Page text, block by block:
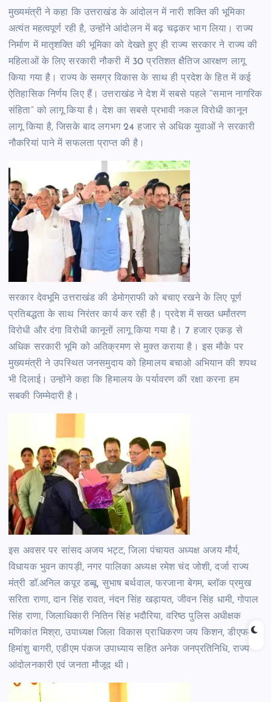
मुख्यमंत्री ने कहा कि उत्तराखंड के आंदोलन में नारी शक्ति की भूमिका
अत्यंत महत्वपूर्ण रही है, उन्होंने आंदोलन में बढ़ चढ़कर भाग लिया। राज्य
निर्माण में मातृशक्ति की भूमिका को देखते हुए ही राज्य सरकार ने राज्य की
महिलाओं के लिए सरकारी नौकरी में 30 प्रतिशत क्षैतिज आरक्षण लागू
किया गया है। राज्य के समग्र विकास के साथ ही प्रदेश के हित में कई
ऐतिहासिक निर्णय लिए हैं। उत्तराखंड ने देश में सबसे पहले “समान नागरिक
संहिता” को लागू किया है। देश का सबसे प्रभावी नकल विरोधी कानून
लागू किया है, जिसके बाद लगभग 24 हजार से अधिक युवाओं ने सरकारी
नौकरियां पाने में सफलता प्राप्त की है।
सरकार देवभूमि उत्तराखंड की डेमोग्राफी को बचाए रखने के लिए पूर्ण
प्रतिबद्धता के साथ निरंतर कार्य कर रही है। प्रदेश में सख्त धर्मांतरण
विरोधी और दंगा विरोधी कानूनों लागू किया गया है। 7 हजार एकड़ से
अधिक सरकारी भूमि को अतिक्रमण से मुक्त कराया है। इस मौके पर
मुख्यमंत्री ने उपस्थित जनसमुदाय को हिमालय बचाओ अभियान की शपथ
भी दिलाई। उन्होंने कहा कि हिमालय के पर्यावरण की रक्षा करना हम
सबकी जिम्मेदारी है।
इस अवसर पर सांसद अजय भट्ट, जिला पंचायत अध्यक्ष अजय मौर्य,
विधायक भुवन कापड़ी, नगर पालिका अध्यक्ष रमेश चंद जोशी, दर्जा राज्य
मंत्री डॉ.अनिल कपूर डब्बू, सुभाष बर्थवाल, फरजाना बेगम, ब्लॉक प्रमुख
सरिता राणा, दान सिंह रावत, नंदन सिंह खड़ायत, जीवन सिंह धामी, गोपाल
सिंह राणा, जिलाधिकारी नितिन सिंह भदौरिया, वरिष्ठ पुलिस अधीक्षक
मणिकांत मिश्रा, उपाध्यक्ष जिला विकास प्राधिकरण जय किशन, डीएफओ
हिमांशु बागरी, एडीएम पंकज उपाध्याय सहित अनेक जनप्रतिनिधि, राज्य
आंदोलनकारी एवं जनता मौजूद थी।